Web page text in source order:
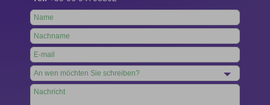
Leave
this
field
blank